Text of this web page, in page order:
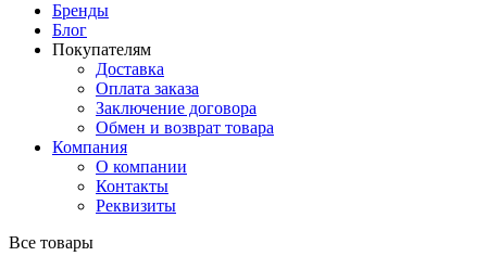
Бренды
Блог
Покупателям
Доставка
Оплата заказа
Заключение договора
Обмен и возврат товара
Компания
О компании
Контакты
Реквизиты
Все товары